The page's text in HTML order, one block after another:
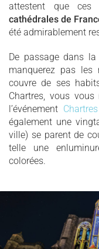
attestent que ces
cathédrales de
été admirablement
De passage dans
manquerez pas les
couvre de ses
Chartres, vous
l’événement
également une
ville) se parent de
telle une
colorées.